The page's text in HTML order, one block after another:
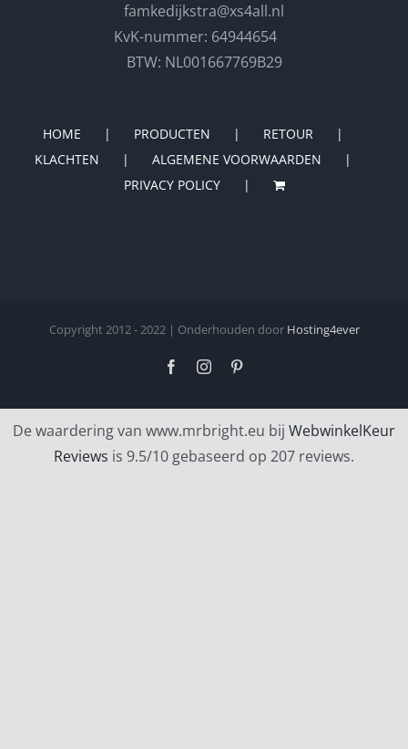
famkedijkstra@xs4all.nl
KvK-nummer: 64944654
BTW: NL001667769B29
HOME PRODUCTEN
RETOUR
KLACHTEN
ALGEMENE VOORWAARDEN
PRIVACY POLICY
Copyright 2012 - 2022 | Onderhouden door Hosting4ever
FacebookInstagram
De waardering van www.mrbright.eu bij WebwinkelKeur
Reviews is 9.5/10 gebaseerd op 207 reviews.